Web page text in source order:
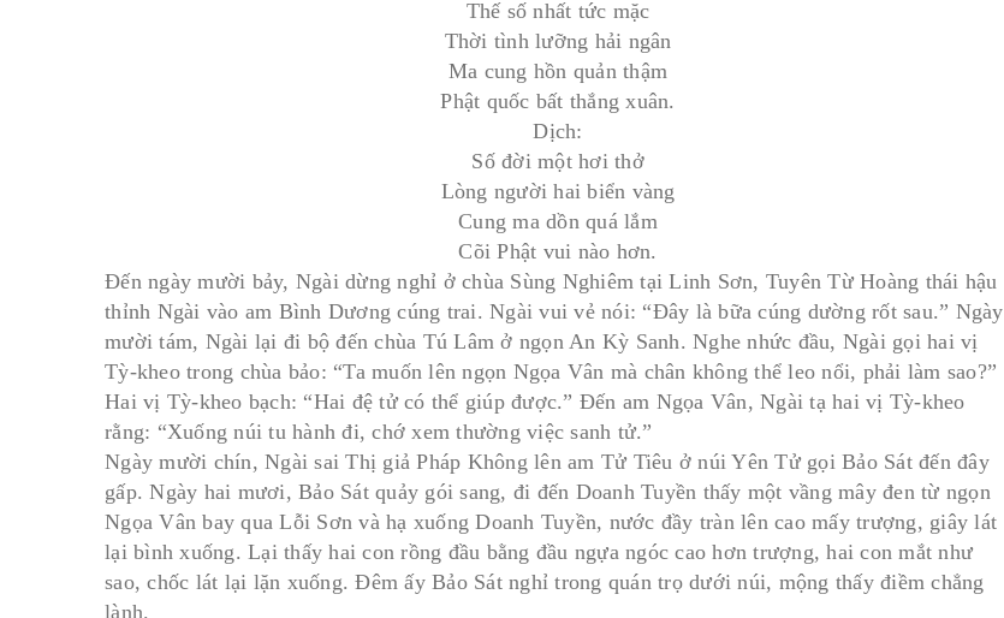
Thế số nhất tức mặc
Thời tình lưỡng hải ngân
Ma cung hồn quản thậm
Phật quốc bất thắng xuân.
Dịch:
Số đời một hơi thở
Lòng người hai biển vàng
Cung ma dồn quá lắm
Cõi Phật vui nào hơn.
Ðến ngày mười bảy, Ngài dừng nghỉ ở chùa Sùng Nghiêm tại Linh Sơn, Tuyên Từ Hoàng thái hậu
thỉnh Ngài vào am Bình Dương cúng trai. Ngài vui vẻ nói: “Ðây là bữa cúng dường rốt sau.” Ngày
mười tám, Ngài lại đi bộ đến chùa Tú Lâm ở ngọn An Kỳ Sanh. Nghe nhức đầu, Ngài gọi hai vị
Tỳ-kheo trong chùa bảo: “Ta muốn lên ngọn Ngọa Vân mà chân không thể leo nổi, phải làm sao?”
Hai vị Tỳ-kheo bạch: “Hai đệ tử có thể giúp được.” Ðến am Ngọa Vân, Ngài tạ hai vị Tỳ-kheo
rằng: “Xuống núi tu hành đi, chớ xem thường việc sanh tử.”
Ngày mười chín, Ngài sai Thị giả Pháp Không lên am Tử Tiêu ở núi Yên Tử gọi Bảo Sát đến đây
gấp. Ngày hai mươi, Bảo Sát quảy gói sang, đi đến Doanh Tuyền thấy một vầng mây đen từ ngọn
Ngọa Vân bay qua Lỗi Sơn và hạ xuống Doanh Tuyền, nước đầy tràn lên cao mấy trượng, giây lát
lại bình xuống. Lại thấy hai con rồng đầu bằng đầu ngựa ngóc cao hơn trượng, hai con mắt như
sao, chốc lát lại lặn xuống. Ðêm ấy Bảo Sát nghỉ trong quán trọ dưới núi, mộng thấy điềm chẳng
lành.